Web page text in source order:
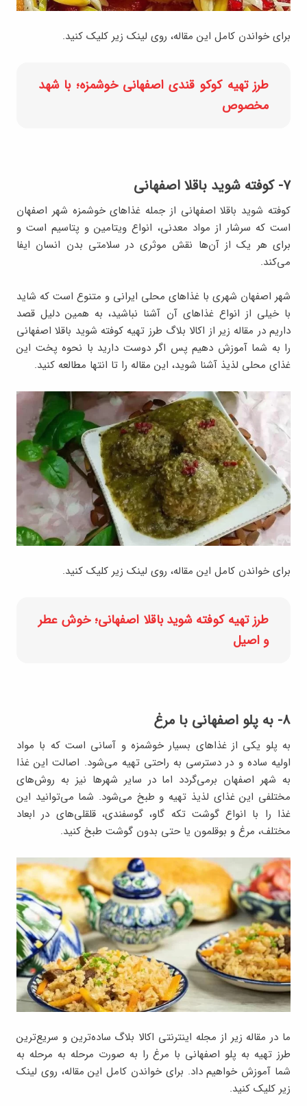
برای خواندن کامل این مقاله، روی لینک زیر کلیک کنید.
طرز تهیه کوکو قندی اصفهانی خوشمزه؛ با شهد
مخصوص
۷- کوفته شوید باقلا اصفهانی
کوفته شوید باقلا اصفهانی از جمله غذاهای خوشمزه شهر اصفهان
است که سرشار از مواد معدنی، انواع ویتامین و پتاسیم است و
برای هر یک از آن‌ها نقش موثری در سلامتی بدن انسان ایفا
می‌کند.
شهر اصفهان شهری با غذاهای محلی ایرانی و متنوع است که شاید
با خیلی از انواع غذاهای آن آشنا نباشید، به همین دلیل قصد
داریم در مقاله زیر از اکالا بلاگ طرز تهیه کوفته شوید باقلا اصفهانی
را به شما آموزش دهیم پس اگر دوست دارید با نحوه پخت این
غذای محلی لذیذ آشنا شوید، این مقاله را تا انتها مطالعه کنید.
برای خواندن کامل این مقاله، روی لینک زیر کلیک کنید.
طرز تهیه کوفته شوید باقلا اصفهانی؛ خوش عطر
و اصیل
۸- به پلو اصفهانی با مرغ
به‌ پلو یکی از غذاهای بسیار خوشمزه و آسانی است که با مواد
اولیه ساده و در دسترسی به راحتی تهیه می‌شود. اصالت این غذا
به شهر اصفهان برمی‌گردد اما در سایر شهرها نیز به روش‌های
مختلفی این غذای لذیذ تهیه و طبخ می‌شود. شما می‌توانید این
غذا را با انواع گوشت تکه گاو، گوسفندی، قلقلی‌های در ابعاد
مختلف، مرغ و بوقلمون یا حتی بدون گوشت طبخ کنید.
ما در مقاله زیر از مجله اینترنتی اکالا بلاگ ساده‌ترین و سریع‌ترین
طرز تهیه به‌ پلو اصفهانی با مرغ را به صورت مرحله به مرحله به
شما آموزش خواهیم داد. برای خواندن کامل این مقاله، روی لینک
زیر کلیک کنید.